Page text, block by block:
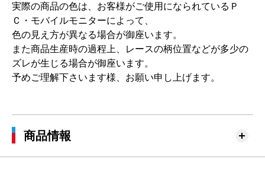
実際の商品の色は、お客様がご使用になられているＰ
Ｃ・モバイルモニターによって、
色の見え方が異なる場合が御座います。
また商品生産時の過程上、レースの柄位置などが多少の
ズレが生じる場合が御座います。
予めご理解下さいます様、お願い申し上げます。
商品情報